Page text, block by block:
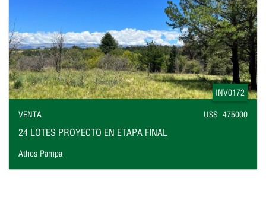
INV0172
VENTA U$S 475000
24 LOTES PROYECTO EN ETAPA FINAL
Athos Pampa